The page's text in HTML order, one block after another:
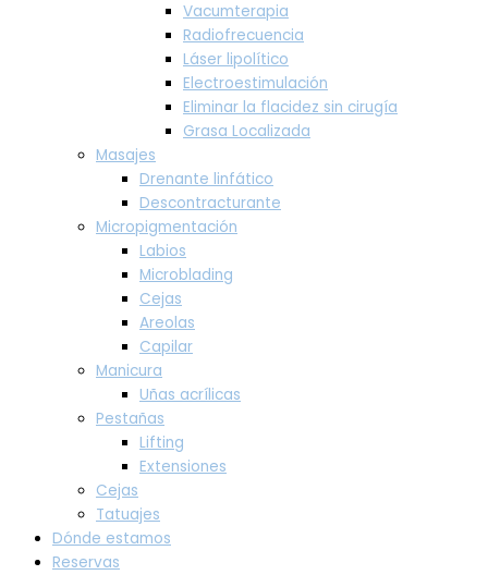
Vacumterapia
Radiofrecuencia
Láser lipolítico
Electroestimulación
Eliminar la flacidez sin cirugía
Grasa Localizada
Masajes
Drenante linfático
Descontracturante
Micropigmentación
Labios
Microblading
Cejas
Areolas
Capilar
Manicura
Uñas acrílicas
Pestañas
Lifting
Extensiones
Cejas
Tatuajes
Dónde estamos
Reservas